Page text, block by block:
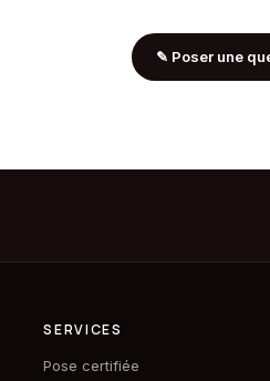
✎ Poser une
SERVICES
Pose certifiée